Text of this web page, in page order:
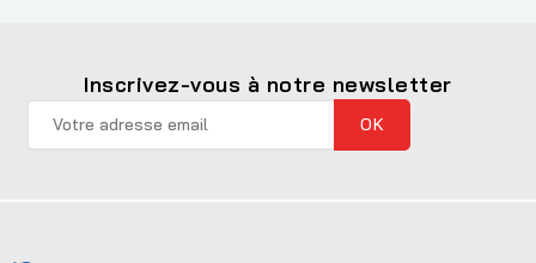
Inscrivez-vous à notre newsletter